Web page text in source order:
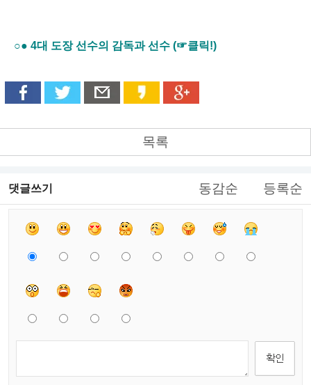
○● 4대 도장 선수의 감독과 선수 (☞클릭!)
목록
댓글쓰기 동감순 등록순